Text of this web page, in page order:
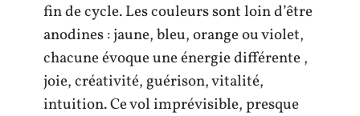
fin de cycle. Les couleurs sont loin d’être
anodines : jaune, bleu, orange ou violet,
chacune évoque une énergie différente ,
joie, créativité, guérison, vitalité,
intuition. Ce vol imprévisible, presque